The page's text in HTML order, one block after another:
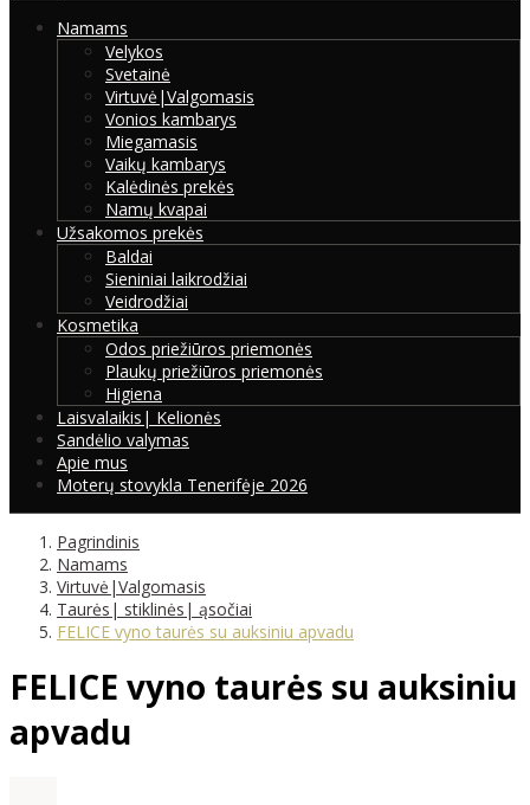
Namams
Velykos
Svetainė
Virtuvė|Valgomasis
Vonios kambarys
Miegamasis
Vaikų kambarys
Kalėdinės prekės
Namų kvapai
Užsakomos prekės
Baldai
Sieniniai laikrodžiai
Veidrodžiai
Kosmetika
Odos priežiūros priemonės
Plaukų priežiūros priemonės
Higiena
Laisvalaikis| Kelionės
Sandėlio valymas
Apie mus
Moterų stovykla Tenerifėje 2026
Pagrindinis
Namams
Virtuvė|Valgomasis
Taurės| stiklinės| ąsočiai
FELICE vyno taurės su auksiniu apvadu
FELICE vyno taurės su auksiniu
apvadu